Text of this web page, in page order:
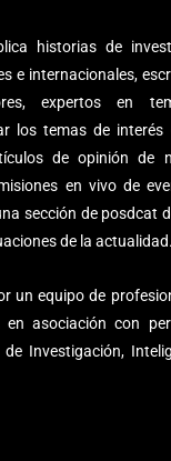
historias de
e internacionales,
expertos en
los temas de interés
de opinión de
en vivo de
sección de posdcat
de la actualidad.
un equipo de
en asociación con
Investigación,